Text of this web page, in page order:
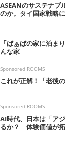
ASEANのサステナブ
のか。タイ国家戦略
「ばぁばの家に泊ま
んな家
Sponsored ROOMS
これが正解！「老後
Sponsored ROOMS
AI時代、日本は「ア
るか？ 体験価値が